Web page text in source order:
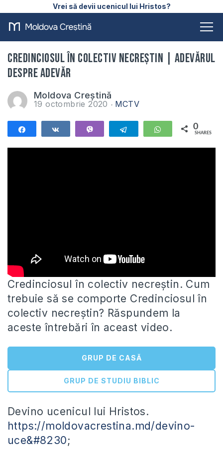
Vrei să devii ucenicul lui Hristos?
Credinciosul în colectiv necreștin | Adevărul
despre Adevăr
Moldova Creștină
19 octombrie 2020 MCTV
Telegram WhatsApp
0
SHARES
Credinciosul în colectiv necreștin. Cum
trebuie să se comporte Credinciosul în
colectiv necreștin? Răspundem la
aceste întrebări în aceast video.
GRUP DE CASĂ
GRUP DE STUDIU BIBLIC
Devino ucenicul lui Hristos.
https://moldovacrestina.md/devino-
uce&#8230;